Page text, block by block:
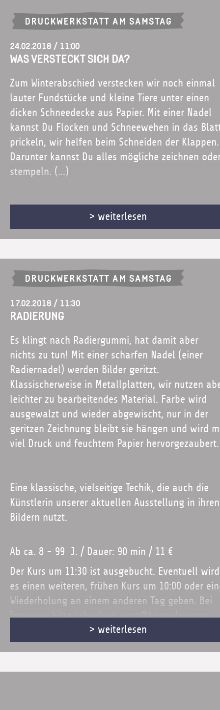
DRUCKWERKSTATT AM SAMSTAG
24.02.2018 / 11:00
WAS VERSTECKT SICH DA?
Zum Winterabschied verstecken wir noch einmal
lauter Fundstücke und kleine Tiere unter einen
dicken Schneedecke aus Papier. Mit einer Nadel
kannst Du Flocken und Schneewehen in das
prickeln, wir helfen beim Schneiden der Klappen.
Darunter kannst Du alles mögliche zeichnen
stempeln. (...)
Wem gar nicht mehr nach Winter ist, kann ja
die ersten Ostereier im grünen Gras verstecken...
Mit Anmeldung.
> weiterlesen
DRUCKWERKSTATT AM SAMSTAG
17.02.2018 / 11:30
RADIERUNG
Es klingt nach Radiergummi, hat damit aber
nichts zu tun! Mit einer scharfen Nadel (einer
Radiernadel) werden Bilder geritzt.
Klassischerweise in Metallplatten, wir nutzen
leichter zu bearbeitendes Material. Farbe wird
ausgewalzt und wieder abgewischt, nur in der
geritzen Zeichnung bleibt sie hängen und wird
viel Druck und feuchtem Papier hervorgezaubert.
Eine klassische, vielseitige Techik, die auch die
Künstlerin unserer aktuellen Ausstellung in ihren
Bildern nutzt.
Ab ca. 8 - 99 J. / Dauer: 90 min / 11 €
Der Kurs um 11:30 ist ausgebucht. Eventuell wird
es einen weiteren, frühen Kurs um 10:00 oder
Wiederholung an einem anderen Tag geben. Bei
Interesse bitte schreiben: post@krumulus.com
> weiterlesen